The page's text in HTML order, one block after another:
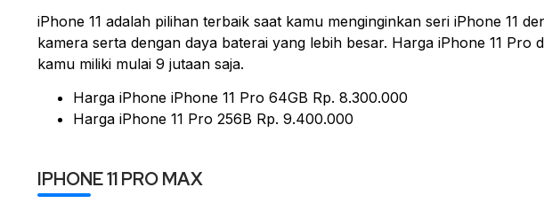
iPhone 11 adalah pilihan terbaik saat kamu menginginkan seri iPhone 11
kamera serta dengan daya baterai yang lebih besar. Harga iPhone 11 Pro
kamu miliki mulai 9 jutaan saja.
Harga iPhone iPhone 11 Pro 64GB Rp. 8.300.000
Harga iPhone 11 Pro 256B Rp. 9.400.000
IPHONE 11 PRO MAX